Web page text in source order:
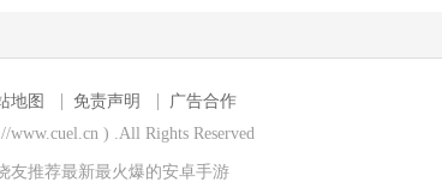
地图 免责声明
广告合作
) .All Rights Reserved
友推荐最新最火爆的安卓手游